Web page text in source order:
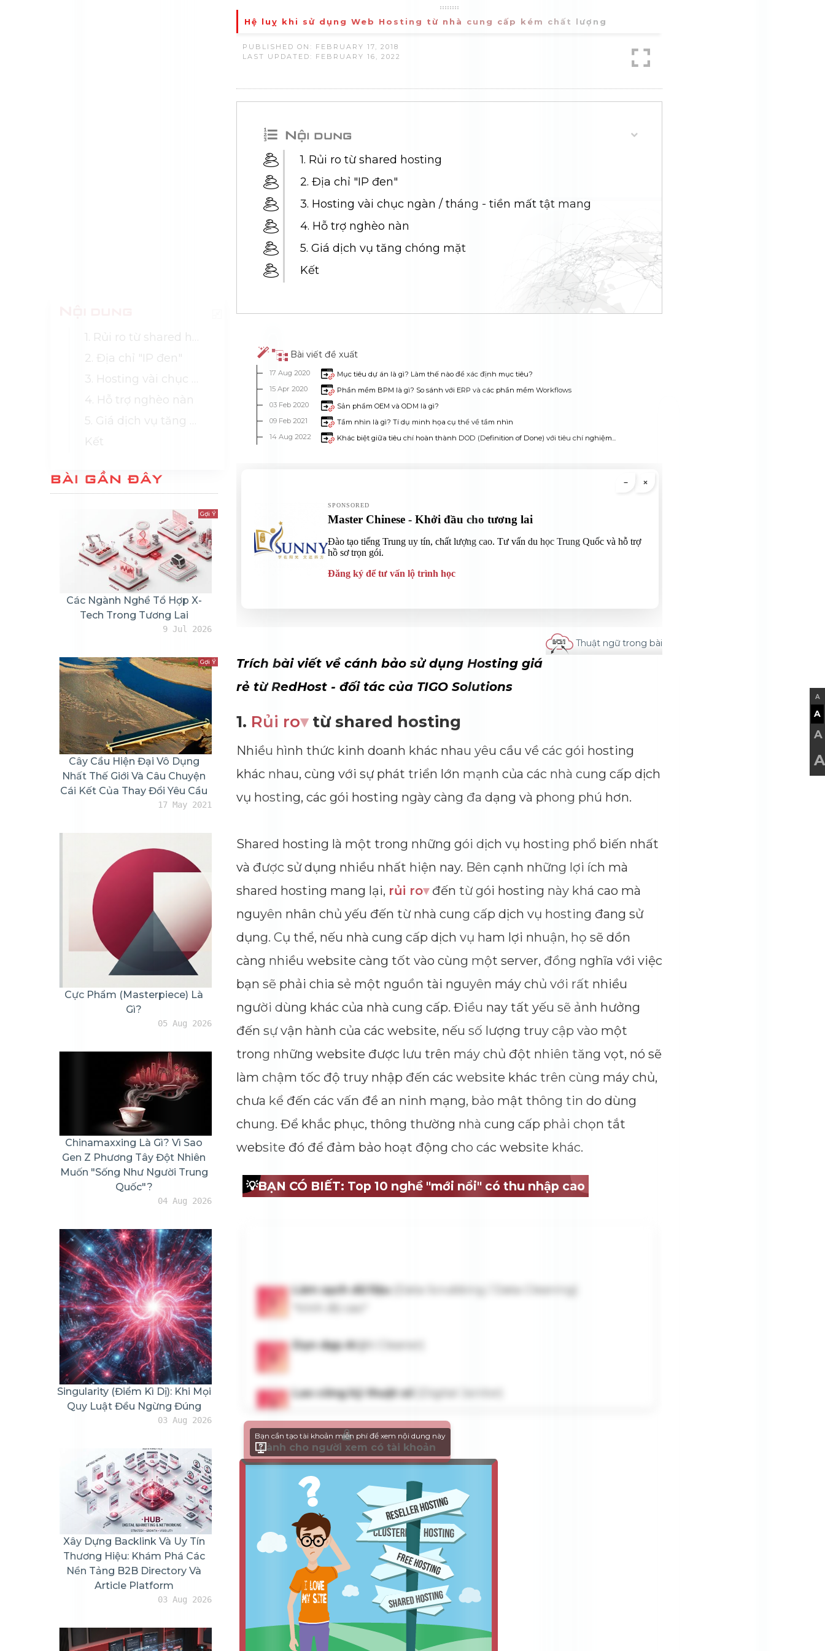
1. Rủi ro từ shared hosting
2. Địa chỉ "IP đen"
3. Hosting vài chục ngàn / tháng - tiền mất tật mang
4. Hỗ trợ nghèo nàn
5. Giá dịch vụ tăng chóng mặt
Kết
BÀI GẦN ĐÂY
Gợi Ý
Các Ngành Nghề Tổ Hợp X-
Tech Trong Tương Lai
9 Jul 2026
Gợi Ý
Cây Cầu Hiện Đại Vô Dụng
Nhất Thế Giới Và Câu Chuyện
Cái Kết Của Thay Đổi Yêu Cầu
17 May 2021
Cực Phẩm (masterpiece) Là
Gì?
05 Aug 2026
Chinamaxxing Là Gì? Vì Sao
Gen Z Phương Tây Đột Nhiên
Muốn "sống Như Người Trung
Quốc"?
04 Aug 2026
Singularity (Điểm Kì Dị): Khi Mọi
Quy Luật Đều Ngừng Đúng
03 Aug 2026
Xây Dựng Backlink Và Uy Tín
Thương Hiệu: Khám Phá Các
Nền Tảng B2B Directory Và
Article Platform
03 Aug 2026
Hệ luỵ khi sử dụng Web Hosting từ nhà cung cấp kém chất lượng
PUBLISHED ON: FEBRUARY 17, 2018
LAST UPDATED: FEBRUARY 16, 2022
Nội dung
1. Rủi ro từ shared hosting
2. Địa chỉ "IP đen"
3. Hosting vài chục ngàn / tháng - tiền mất tật mang
4. Hỗ trợ nghèo nàn
5. Giá dịch vụ tăng chóng mặt
Kết
Bài viết đề xuất
17 Aug 2020
Mục tiêu dự án là gì? Làm thế nào để xác định mục tiêu?
15 Apr 2020
Phần mềm BPM là gì? So sánh với ERP và các phần mềm Workflows
03 Feb 2020
Sản phẩm OEM và ODM là gì?
09 Feb 2021
Tầm nhìn là gì? Tí dụ minh họa cụ thể về tầm nhìn
14 Aug 2022
Khác biệt giữa tiêu chí hoàn thành DOD (Definition of Done) với tiêu chí nghiệm...
Thuật ngữ trong bài
Trích bài viết về cánh bảo sử dụng Hosting giá
rẻ từ RedHost - đối tác của TIGO Solutions
1. Rủi ro▾từ shared hosting
Nhiều hình thức kinh doanh khác nhau yêu cầu về các gói hosting
khác nhau, cùng với sự phát triển lớn mạnh của các nhà cung cấp dịch
vụ hosting, các gói hosting ngày càng đa dạng và phong phú hơn.
Shared hosting là một trong những gói dịch vụ hosting phổ biến nhất
và được sử dụng nhiều nhất hiện nay. Bên cạnh những lợi ích mà
shared hosting mang lại, rủi ro▾đến từ gói hosting này khá cao mà
nguyên nhân chủ yếu đến từ nhà cung cấp dịch vụ hosting đang sử
dụng. Cụ thể, nếu nhà cung cấp dịch vụ ham lợi nhuận, họ sẽ dồn
càng nhiều website càng tốt vào cùng một server, đồng nghĩa với việc
bạn sẽ phải chia sẻ một nguồn tài nguyên máy chủ với rất nhiều
người dùng khác của nhà cung cấp. Điều nay tất yếu sẽ ảnh hưởng
đến sự vận hành của các website, nếu số lượng truy cập vào một
trong những website được lưu trên máy chủ đột nhiên tăng vọt, nó sẽ
làm chậm tốc độ truy nhập đến các website khác trên cùng máy chủ,
chưa kể đến các vấn đề an ninh mạng, bảo mật thông tin do dùng
chung. Để khắc phục, thông thường nhà cung cấp phải chọn tắt
website đó để đảm bảo hoạt động cho các website khác.
💡BẠN CÓ BIẾT: Top 10 nghề "mới nổi" có thu nhập cao
Dành cho người xem có tài khoản
Bạn cần tạo tài khoản miễn phí để xem nội dung này
A
A
A
A
Impressions
--